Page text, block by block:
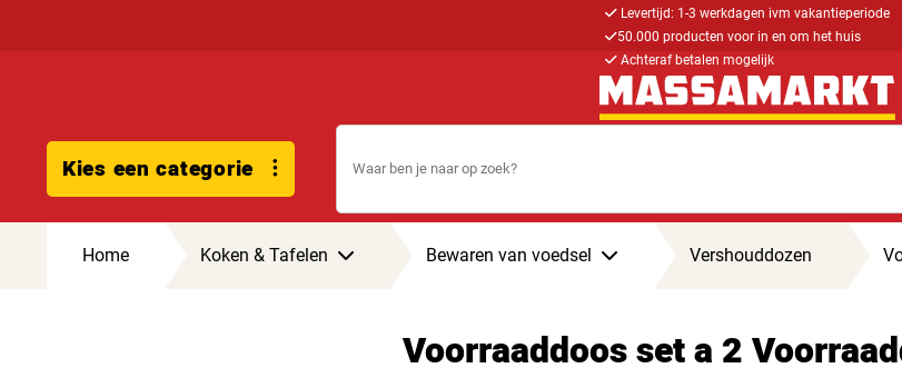
Levertijd: 1-3 werkdagen ivm vakantieperiode
50.000 producten voor in en om het huis
Achteraf betalen mogelijk
Kies een categorie
Home Koken & Tafelen Bewaren van voedsel Vershouddozen
Voorraaddoos set a 2